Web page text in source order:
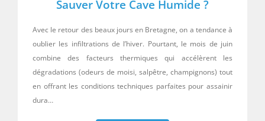
Sauver Votre Cave Humide ?
Avec le retour des beaux jours en Bretagne, on a tendance à
oublier les infiltrations de l’hiver. Pourtant, le mois de juin
combine des facteurs thermiques qui accélèrent les
dégradations (odeurs de moisi, salpêtre, champignons) tout
en offrant les conditions techniques parfaites pour assainir
dura…